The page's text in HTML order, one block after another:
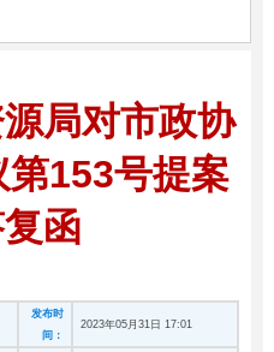
局对市政协
153号提案
函
发布时
间：
2023年05月31日 17:01